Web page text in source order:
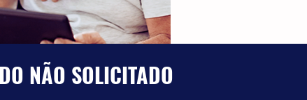
NÃO SOLICITADO